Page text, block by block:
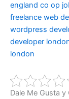
england co op
freelance web
wordpress
developer
london
Dale Me Gusta